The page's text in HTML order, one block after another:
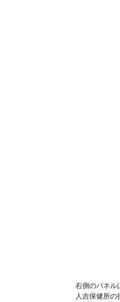
右側のパネル
人吉保健所の